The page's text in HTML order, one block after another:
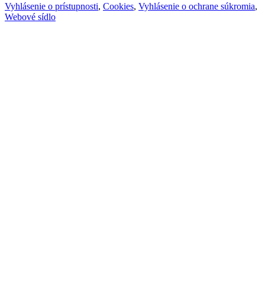
Vyhlásenie o prístupnosti, Cookies, Vyhlásenie o ochrane súkromia,
Webové sídlo